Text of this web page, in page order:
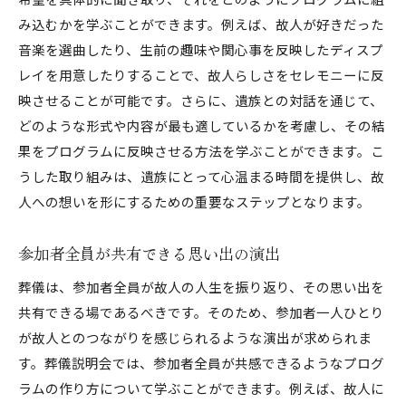
み込むかを学ぶことができます。例えば、故人が好きだった
音楽を選曲したり、生前の趣味や関心事を反映したディスプ
レイを用意したりすることで、故人らしさをセレモニーに反
映させることが可能です。さらに、遺族との対話を通じて、
どのような形式や内容が最も適しているかを考慮し、その結
果をプログラムに反映させる方法を学ぶことができます。こ
うした取り組みは、遺族にとって心温まる時間を提供し、故
人への想いを形にするための重要なステップとなります。
参加者全員が共有できる思い出の演出
葬儀は、参加者全員が故人の人生を振り返り、その思い出を
共有できる場であるべきです。そのため、参加者一人ひとり
が故人とのつながりを感じられるような演出が求められま
す。葬儀説明会では、参加者全員が共感できるようなプログ
ラムの作り方について学ぶことができます。例えば、故人に